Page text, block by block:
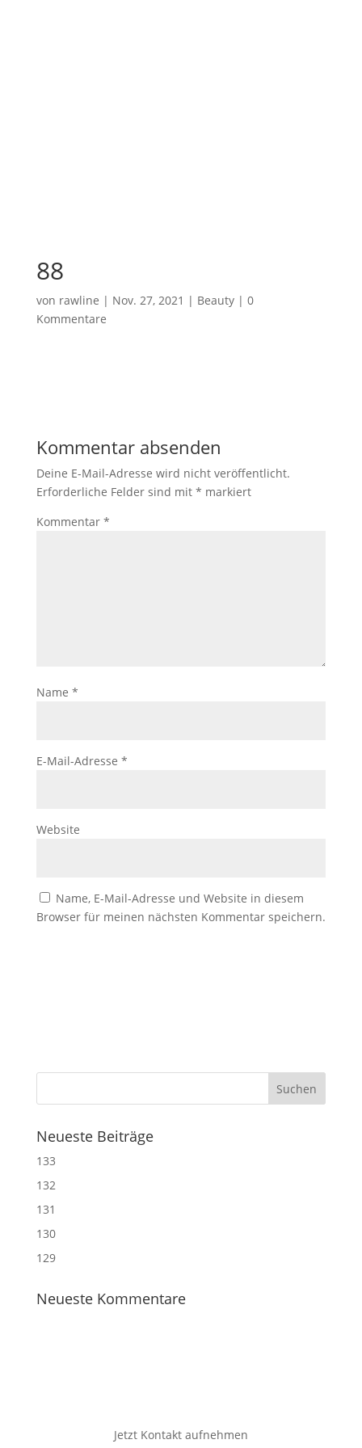
88
von rawline | Nov. 27, 2021 | Beauty| 0
Kommentare
Kommentar absenden
Deine E-Mail-Adresse wird nicht veröffentlicht.
Erforderliche Felder sind mit * markiert
Kommentar *
Name *
E-Mail-Adresse *
Website
Name, E-Mail-Adresse und Website in diesem
Browser für meinen nächsten Kommentar speichern.
Neueste Beiträge
133
132
131
130
129
Neueste Kommentare
Jetzt Kontakt aufnehmen